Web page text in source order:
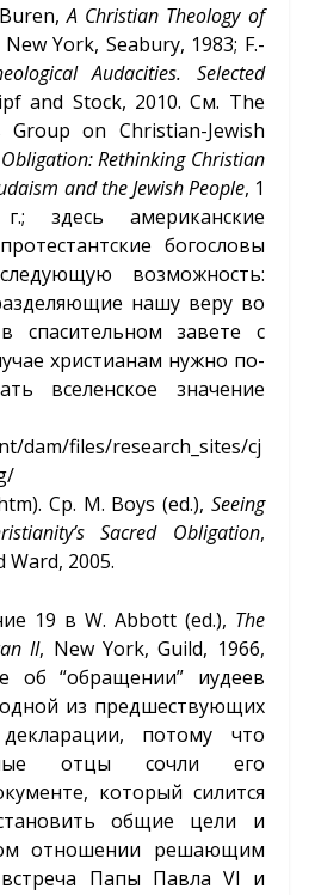
A Christian Theology of
New York, Seabury, 1983; F.-
Audacities. Selected
and Stock, 2010. См. The
Group on Christian-Jewish
Rethinking Christian
and the Jewish People, 1
здесь американские
богословы
возможность:
нашу веру во
спасительном завете с
христианам нужно по-
вселенское значение
dam/files/research_sites/cj
Ср. M. Boys (ed.), Seeing
Sacred Obligation,
Ward, 2005.
19 в W. Abbott (ed.), The
II, New York, Guild, 1966,
об “обращении” иудеев
из предшествующих
потому что
отцы сочли его
который силится
общие цели и
отношении решающим
Папы Павла VI и